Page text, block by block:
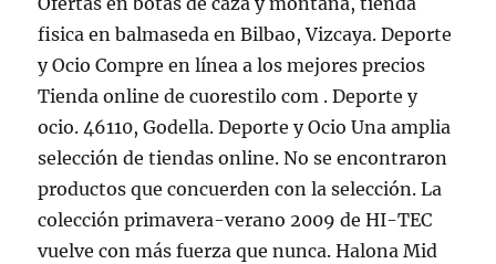
fisica en balmaseda en Bilbao, Vizcaya. Deporte
y Ocio Compre en línea a los mejores precios
Tienda online de cuorestilo com . Deporte y
ocio. 46110, Godella. Deporte y Ocio Una amplia
selección de tiendas online. No se encontraron
productos que concuerden con la selección. La
colección primavera-verano 2009 de HI-TEC
vuelve con más fuerza que nunca. Halona Mid